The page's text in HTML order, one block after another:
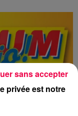
privée est notre
sans accepter